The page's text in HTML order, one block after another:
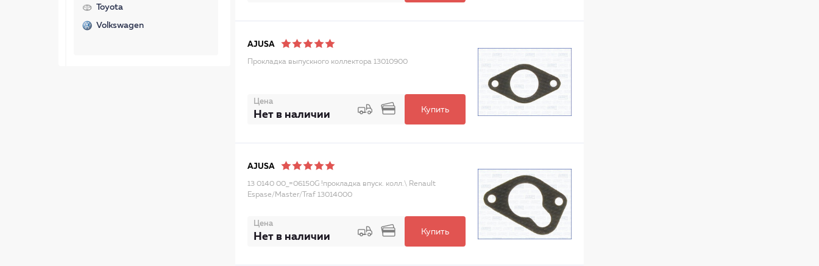
Toyota
Volkswagen
AJUSA
Прокладка выпускного коллектора 13010900
Цена
Нет в наличии Купить
AJUSA
13 0140 00_=06150G !прокладка впуск. колл.\ Renault
Espase/Master/Traf 13014000
Цена
Нет в наличии Купить